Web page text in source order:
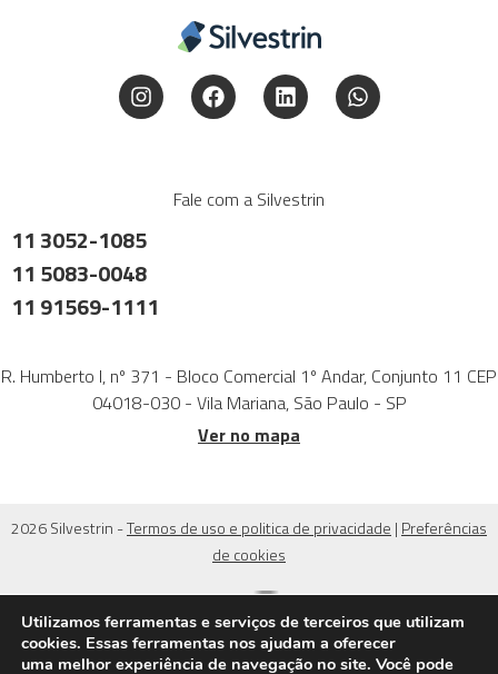
Fale com a Silvestrin
11 3052-1085
11 5083-0048
11 91569-1111
R. Humberto I, nº 371 - Bloco Comercial 1º Andar, Conjunto 11 CEP
04018-030 - Vila Mariana, São Paulo - SP
Ver no mapa
2026 Silvestrin -Termos de uso e politica de privacidade | Preferências
de cookies
Utilizamos ferramentas e serviços de terceiros que utilizam
cookies. Essas ferramentas nos ajudam a oferecer
uma melhor experiência de navegação no site. Você pode